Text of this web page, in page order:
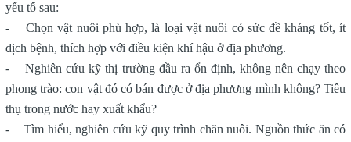
yếu tố sau:
- Chọn vật nuôi phù hợp, là loại vật nuôi có sức đề kháng tốt, ít
dịch bệnh, thích hợp với điều kiện khí hậu ở địa phương.
- Nghiên cứu kỹ thị trường đầu ra ổn định, không nên chạy theo
phong trào: con vật đó có bán được ở địa phương mình không? Tiêu
thụ trong nước hay xuất khẩu?
- Tìm hiểu, nghiên cứu kỹ quy trình chăn nuôi. Nguồn thức ăn có